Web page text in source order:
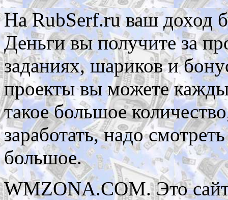
На RubSerf.ru ваш доход
Деньги вы получите за
заданиях, шариков и
проекты вы можете
такое большое
заработать, надо
большое.
WMZONA.COM. Это